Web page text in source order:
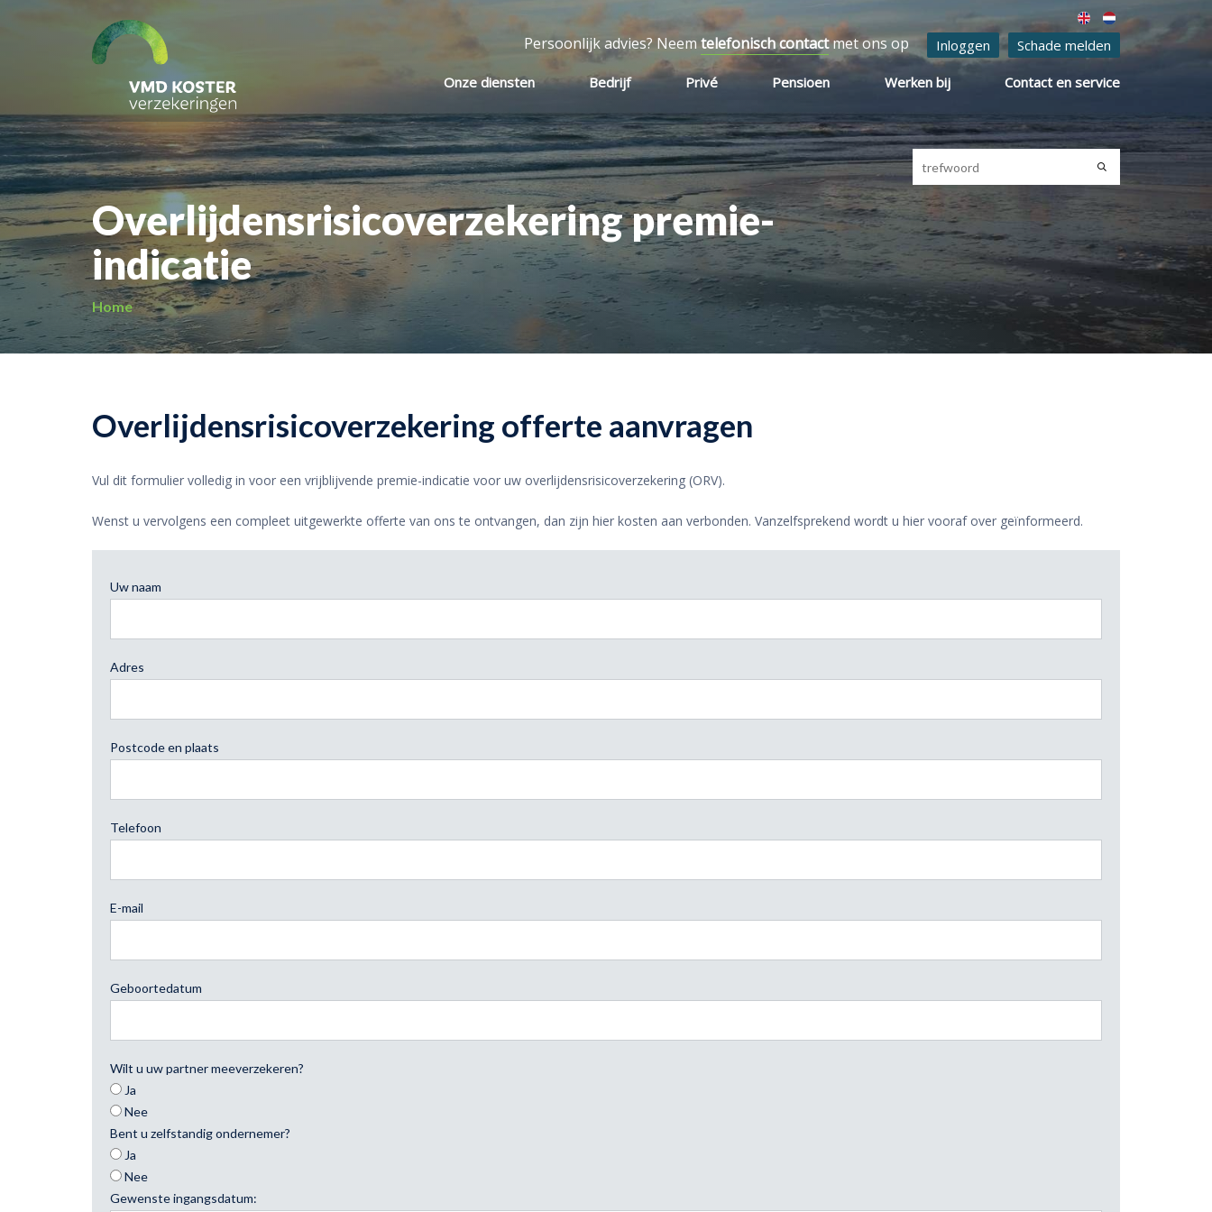
Persoonlijk advies? Neemtelefonisch contactmet ons op Inloggen Schade melden
Onze diensten Bedrijf Privé Pensioen Werken bij Contact en service
Overlijdensrisicoverzekering premie-
indicatie
Home
Overlijdensrisicoverzekering offerte aanvragen
Vul dit formulier volledig in voor een vrijblijvende premie-indicatie voor uw overlijdensrisicoverzekering (ORV).
Wenst u vervolgens een compleet uitgewerkte offerte van ons te ontvangen, dan zijn hier kosten aan verbonden. Vanzelfsprekend wordt u hier vooraf over geïnformeerd.
Uw naam
Adres
Postcode en plaats
Telefoon
E-mail
Geboortedatum
Wilt u uw partner meeverzekeren?
Ja
Nee
Bent u zelfstandig ondernemer?
Ja
Nee
Gewenste ingangsdatum: